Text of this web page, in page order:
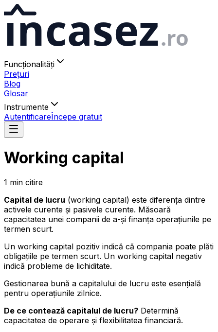
ıncasez.ro
Funcționalități
Prețuri
Blog
Glosar
Instrumente
AutentificareÎncepe gratuit
Working capital
1 min citire
Capital de lucru (working capital) este diferența dintre
activele curente și pasivele curente. Măsoară
capacitatea unei companii de a-și finanța operațiunile pe
termen scurt.
Un working capital pozitiv indică că compania poate plăti
obligațiile pe termen scurt. Un working capital negativ
indică probleme de lichiditate.
Gestionarea bună a capitalului de lucru este esențială
pentru operațiunile zilnice.
De ce contează capitalul de lucru? Determină
capacitatea de operare și flexibilitatea financiară.